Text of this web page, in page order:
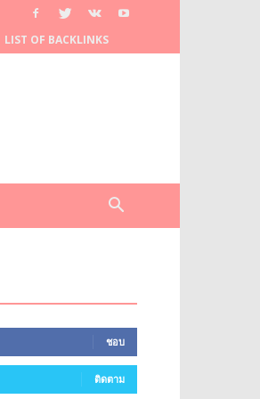
LIST OF BACKLINKS
ชอบ
ติดตาม